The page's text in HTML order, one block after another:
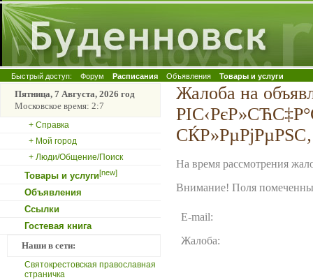
Быстрый доступ: Форум Расписания Объявления Товары и услуги
Пятница, 7 Августа, 2026 год
Московское время: 2:7
+ Справка
+ Мой город
+ Люди/Общение/Поиск
Товары и услуги[new]
Объявления
Ссылки
Гостевая книга
Наши в сети:
Святокрестовская православная
страничка
Жалоба на
На время рассмотрения
Внимание! Поля
E-mail:
Жалоба: